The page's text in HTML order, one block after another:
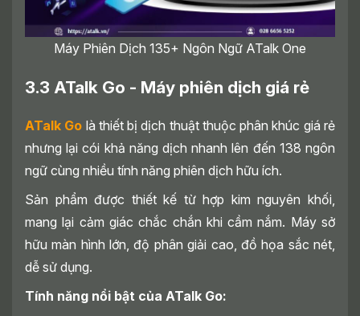
Máy Phiên Dịch 135+ Ngôn Ngữ ATalk One
3.3 ATalk Go - Máy phiên dịch giá rẻ
ATalk Go là thiết bị dịch thuật thuộc phân khúc giá rẻ
nhưng lại cói khả năng dịch nhanh lên đến 138 ngôn
ngữ cùng nhiều tính năng phiên dịch hữu ích.
Sản phẩm được thiết kế từ hợp kim nguyên khối,
mang lại cảm giác chắc chắn khi cầm nắm. Máy sở
hữu màn hình lớn, độ phân giải cao, đồ họa sắc nét,
dễ sử dụng.
Tính năng nổi bật của ATalk Go: